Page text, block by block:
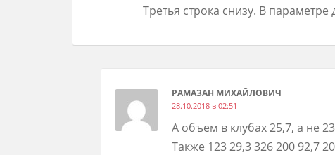
Третья строка снизу. В
РАМАЗАН МИХАЙЛОВИЧ
28.10.2018 в 02:51
А объем в клубах 25,7, а не
Также 123 29,3 326 200 92,7